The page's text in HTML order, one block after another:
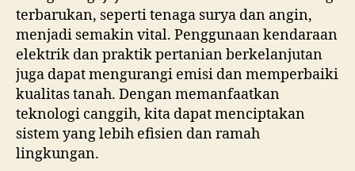
terbarukan, seperti tenaga surya dan angin,
menjadi semakin vital. Penggunaan kendaraan
elektrik dan praktik pertanian berkelanjutan
juga dapat mengurangi emisi dan memperbaiki
kualitas tanah. Dengan memanfaatkan
teknologi canggih, kita dapat menciptakan
sistem yang lebih efisien dan ramah
lingkungan.